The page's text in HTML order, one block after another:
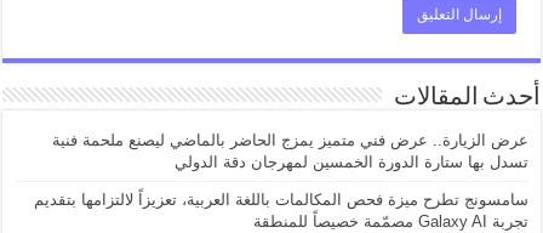
أحدث المقالات
عرض الزيارة.. عرض فني متميز يمزج الحاضر بالماضي ليصنع ملحمة فنية
تسدل بها ستارة الدورة الخمسين لمهرجان دقة الدولي
سامسونج تطرح ميزة فحص المكالمات باللغة العربية، تعزيزاً لالتزامها بتقديم
تجربة Galaxy AI مصمّمة خصيصاً للمنطقة